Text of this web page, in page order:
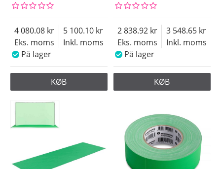
Eks. moms
4 080.08
Inkl. moms
5 100.10
På lager
KØB
Eks. moms
2 838.92
Inkl. moms
3 548.65
På lager
KØB